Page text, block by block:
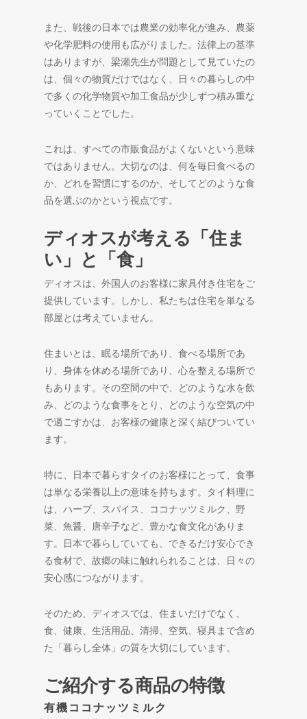
また、戦後の日本では農業の効率化が進み、農薬
や化学肥料の使用も広がりました。法律上の基準
はありますが、梁瀬先生が問題として見ていたの
は、個々の物質だけではなく、日々の暮らしの中
で多くの化学物質や加工食品が少しずつ積み重な
っていくことでした。
これは、すべての市販食品がよくないという意味
ではありません。大切なのは、何を毎日食べるの
か、どれを習慣にするのか、そしてどのような食
品を選ぶのかという視点です。
ディオスが考える「住ま
い」と「食」
ディオスは、外国人のお客様に家具付き住宅をご
提供しています。しかし、私たちは住宅を単なる
部屋とは考えていません。
住まいとは、眠る場所であり、食べる場所であ
り、身体を休める場所であり、心を整える場所で
もあります。その空間の中で、どのような水を飲
み、どのような食事をとり、どのような空気の中
で過ごすかは、お客様の健康と深く結びついてい
ます。
特に、日本で暮らすタイのお客様にとって、食事
は単なる栄養以上の意味を持ちます。タイ料理に
は、ハーブ、スパイス、ココナッツミルク、野
菜、魚醤、唐辛子など、豊かな食文化がありま
す。日本で暮らしていても、できるだけ安心でき
る食材で、故郷の味に触れられることは、日々の
安心感につながります。
そのため、ディオスでは、住まいだけでなく、
食、健康、生活用品、清掃、空気、寝具まで含め
た「暮らし全体」の質を大切にしています。
ご紹介する商品の特徴
有機ココナッツミルク